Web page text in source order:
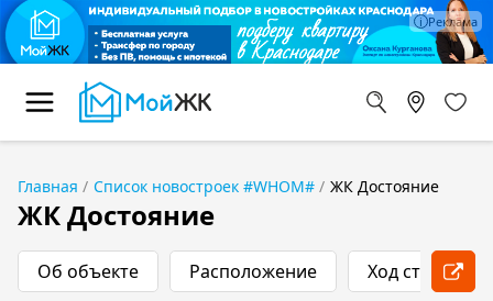
Главная Список новостроек #WHOM# ЖК Достояние
ЖК Достояние
Об объекте Расположение Ход